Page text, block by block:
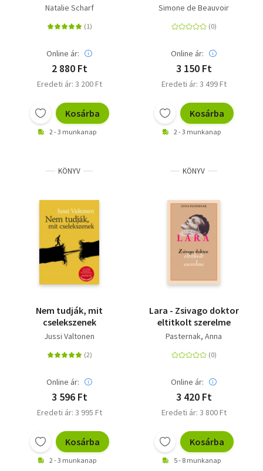
Natalie Scharf
Online ár:
2 880 Ft
Eredeti ár: 3 200 Ft
Kosárba
2 - 3 munkanap
Simone de Beauvoir
Online ár:
3 150 Ft
Eredeti ár: 3 499 Ft
Kosárba
2 - 3 munkanap
KÖNYV
Nem tudják, mit
cselekszenek
Jussi Valtonen
Online ár:
3 596 Ft
Eredeti ár: 3 995 Ft
Kosárba
2 - 3 munkanap
KÖNYV
Lara - Zsivago doktor
eltitkolt szerelme
Pasternak, Anna
Online ár:
3 420 Ft
Eredeti ár: 3 800 Ft
Kosárba
5 - 8 munkanap